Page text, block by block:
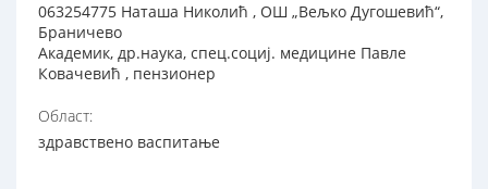
063254775 Наташа Николић , ОШ „Вељко Дугошевић“,
Браничево
Академик, др.наука, спец.социј. медицине Павле
Ковачевић , пензионер
Област:
здравствено васпитање